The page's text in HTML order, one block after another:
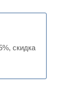
скидка